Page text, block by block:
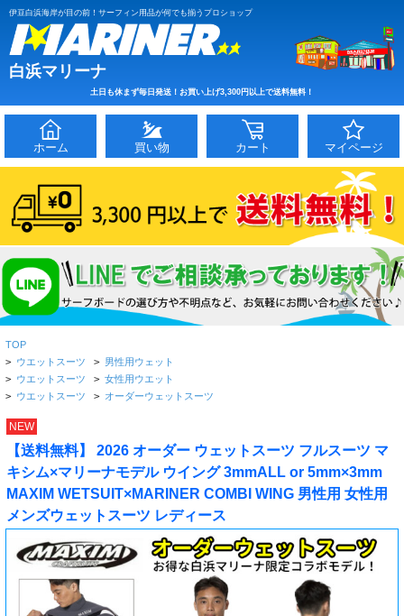
伊豆白浜海岸が目の前！サーフィン用品が何でも揃うプロショップ
白浜マリーナ
土日も休まず毎日発送！お買い上げ3,300円以上で送料無料！
ホーム 買い物 カート マイページ
TOP
> ウエットスーツ > 男性用ウェット
> ウエットスーツ > 女性用ウエット
> ウエットスーツ > オーダーウェットスーツ
NEW
【送料無料】 2026 オーダー ウェットスーツ フルスーツ マ
キシム×マリーナモデル ウイング 3mmALL or 5mm×3mm
MAXIM WETSUIT×MARINER COMBI WING 男性用 女性用
メンズウェットスーツ レディース